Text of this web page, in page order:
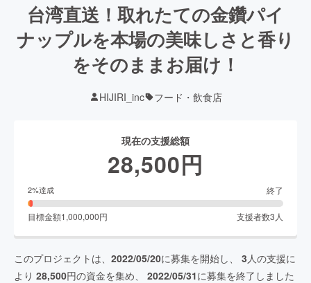
台湾直送！取れたての金鑽パイ
ナップルを本場の美味しさと香り
をそのままお届け！
HIJIRI_inc フード・飲食店
現在の支援総額
28,500円
2%達成 終了
目標金額1,000,000円 支援者数3 人
このプロジェクトは、 2022/05/20に募集を開始し、 3 人の支援に
より 28,500円の資金を集め、 2022/05/31に募集を終了しました